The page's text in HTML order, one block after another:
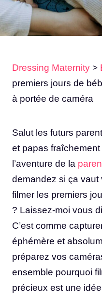
Dressing Maternity >
premiers jours de
à portée de caméra
Salut les futurs
et papas
l’aventure de la
demandez si ça vaut
filmer les premiers
? Laissez-moi vous
C’est comme
éphémère et
préparez vos
ensemble pourquoi
précieux est une